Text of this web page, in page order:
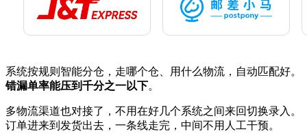
系统按规则智能分仓，走哪个仓、用什么物流，自动匹配好。
错漏单率能压到千分之一以下。
多物流渠道也对接了，不用在好几个系统之间来回切换录入。
订单进来到发货出去，一条线走完，中间不用人工干预。